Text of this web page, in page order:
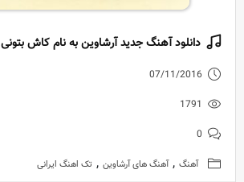
دانلود آهنگ جدید آرشاوین به نام کاش بتونی
07/11/2016
1791
0
آهنگ , آهنگ های آرشاوین , تک اهنگ ایرانی